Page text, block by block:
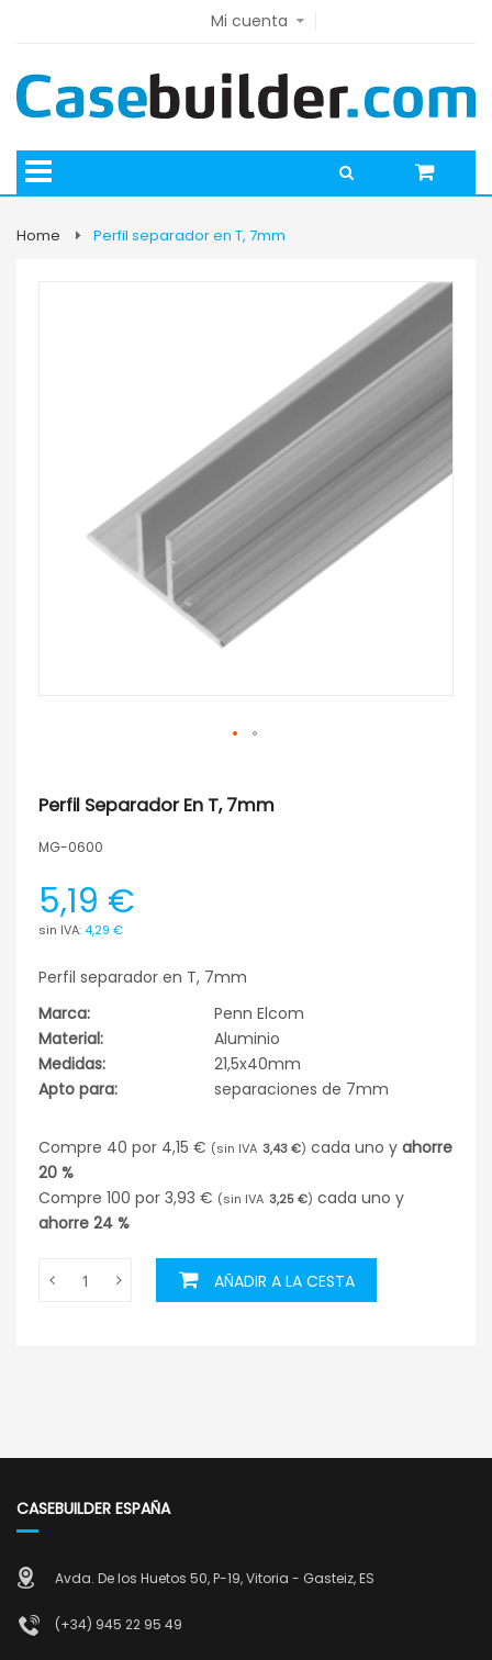
Mi cuenta
Home Perfil separador en T, 7mm
Perfil Separador En T, 7mm
MG-0600
5,19 €
4,29 €
Perfil separador en T, 7mm
Marca:
Penn Elcom
Material:
Aluminio
Medidas:
21,5x40mm
Apto para:
separaciones de 7mm
Compre 40 por 4,15 € 3,43 € cada uno y ahorre
20 %
Compre 100 por 3,93 € 3,25 € cada uno y
ahorre 24 %
AÑADIR A LA CESTA
CASEBUILDER ESPAÑA
Avda. De los Huetos 50, P-19, Vitoria - Gasteiz, ES
(+34) 945 22 95 49